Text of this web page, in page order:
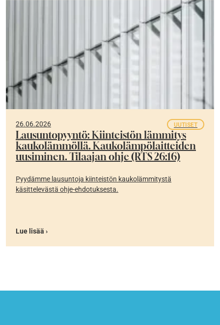
26.06.2026 UUTISET
Lausuntopyyntö: Kiinteistön lämmitys
kaukolämmöllä. Kaukolämpölaitteiden
uusiminen. Tilaajan ohje (RTS 26:16)
Pyydämme lausuntoja kiinteistön kaukolämmitystä
käsittelevästä ohje-ehdotuksesta.
Lue lisää ›